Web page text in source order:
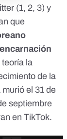
(1, 2, 3) y
que
la
de la
el 31 de
septiembre
en TikTok.